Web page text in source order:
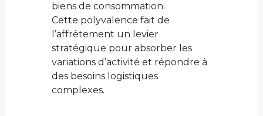
biens de consommation.
Cette polyvalence fait de
l’affrètement un levier
stratégique pour absorber les
variations d’activité et répondre à
des besoins logistiques
complexes.